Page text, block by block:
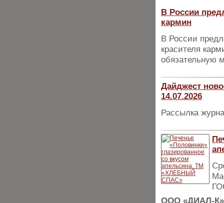
В России
кармин
В России
красителя
обязательную
Дайджест
14.07.2026
Рассылка
ООО «ДИАЛ-К»